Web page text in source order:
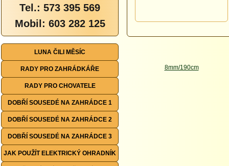
Tel.: 573 395 569
Mobil: 603 282 125
LUNA ČILI MĚSÍC
RADY PRO ZAHRÁDKÁŘE
RADY PRO CHOVATELE
DOBŘÍ SOUSEDÉ NA ZAHRÁDCE 1
DOBŘÍ SOUSEDÉ NA ZAHRÁDCE 2
DOBŘÍ SOUSEDÉ NA ZAHRÁDCE 3
JAK POUŽÍT ELEKTRICKÝ OHRADNÍK